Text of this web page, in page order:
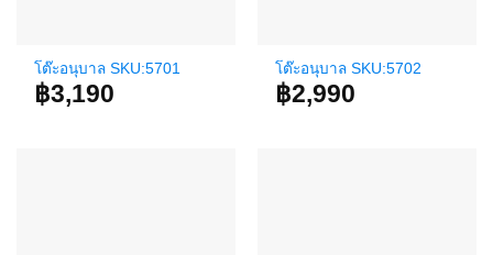
โต๊ะอนุบาล SKU:5701
฿3,190
โต๊ะอนุบาล SKU:5702
฿2,990